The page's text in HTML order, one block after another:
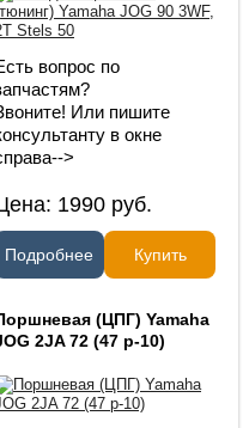
вопрос по
Или пишите
в окне
>
1990 руб.
Подробнее Купить
(ЦПГ) Yamaha
2JA 72 (47 p-10)